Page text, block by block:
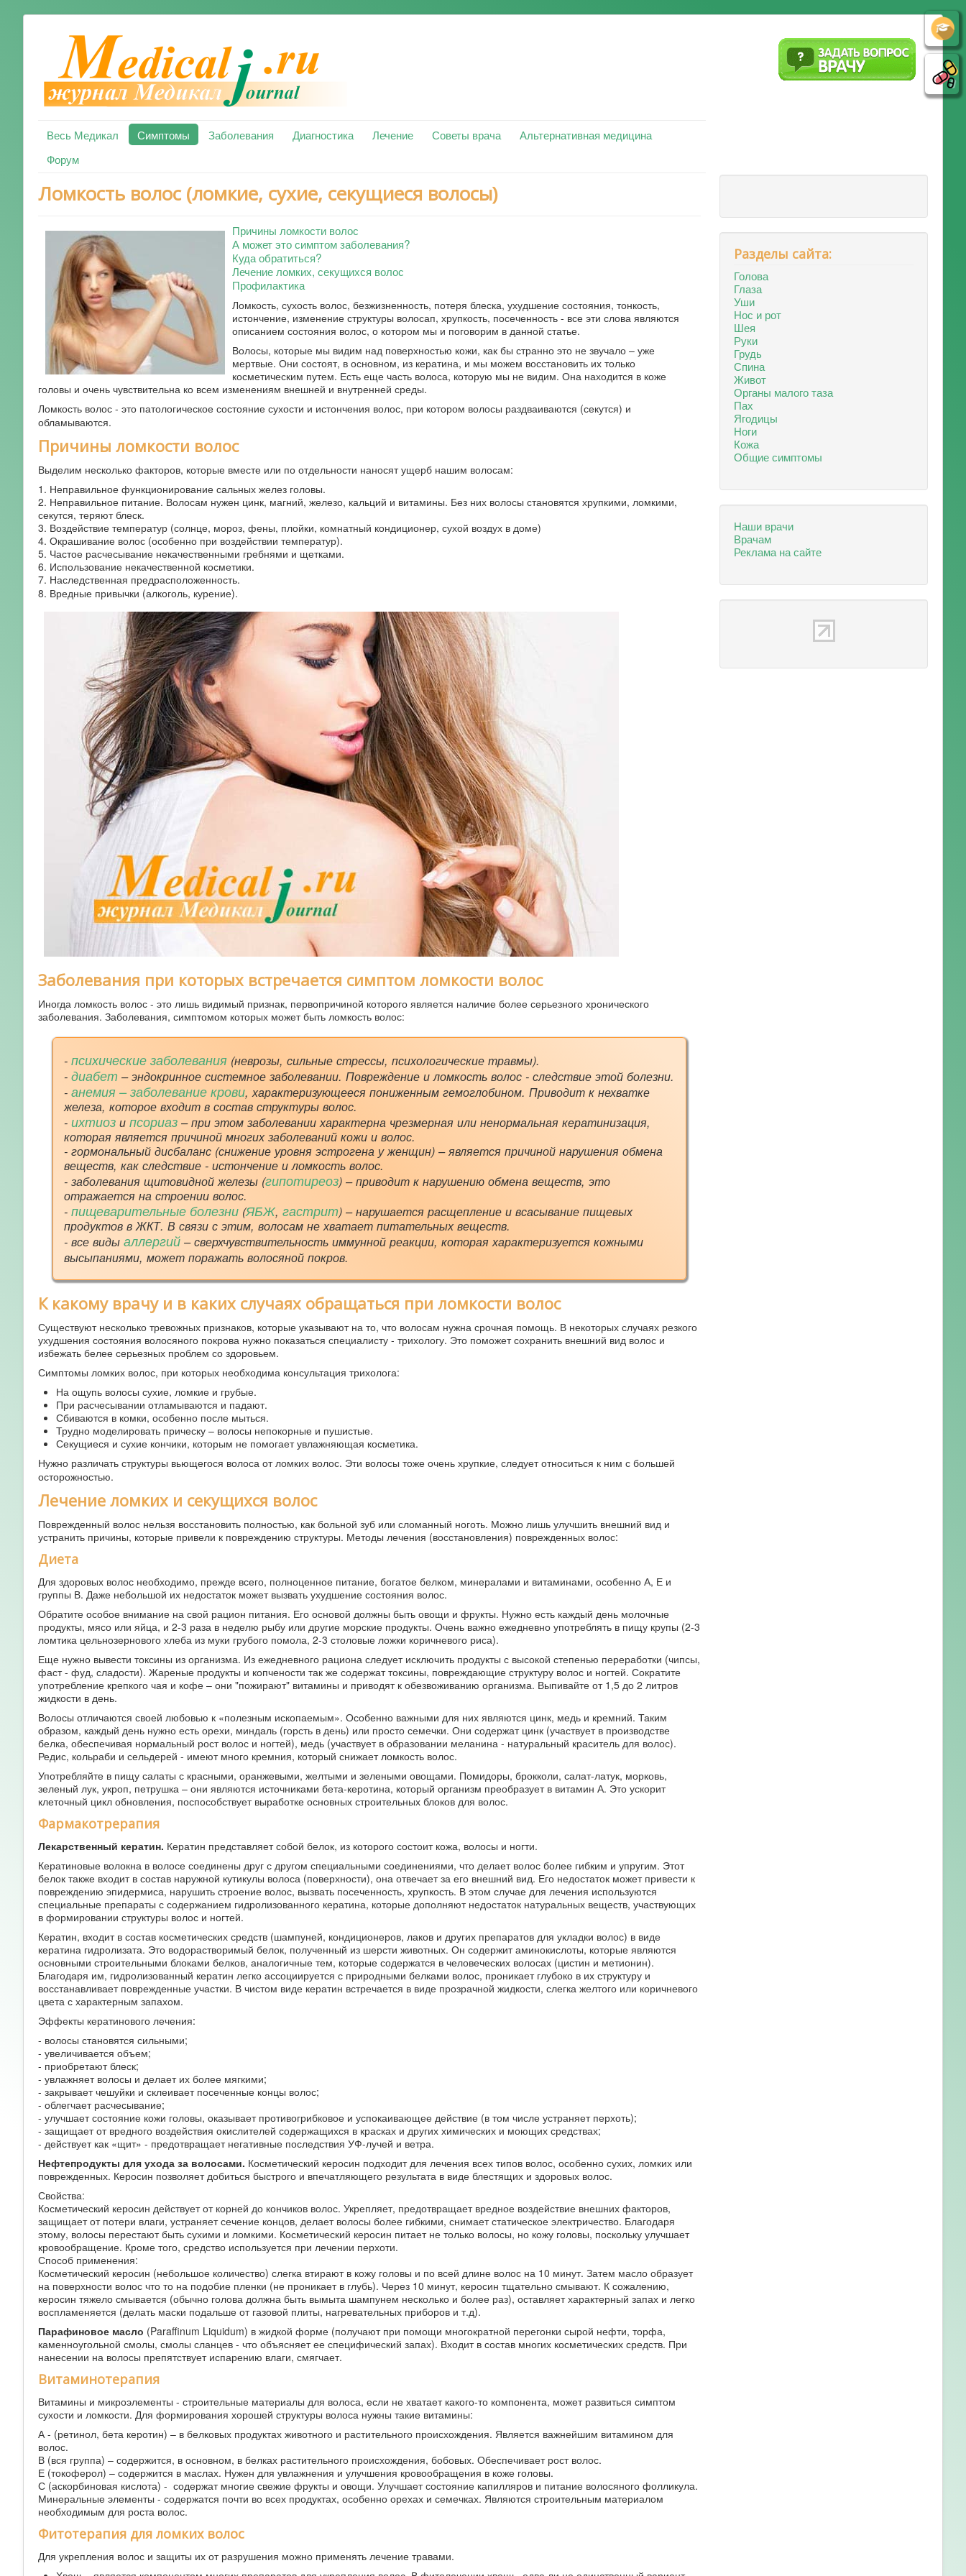
Весь Медикал Симптомы Заболевания Диагностика Лечение Советы врача
Альтернативная медицина
Форум
Ломкость волос (ломкие, сухие, секущиеся волосы)
Причины ломкости волос
А может это симптом заболевания?
Куда обратиться?
Лечение ломких, секущихся волос
Профилактика
Ломкость, сухость волос, безжизненность, потеря блеска, ухудшение состояния, тонкость,
истончение, изменение структуры волосап, хрупкость, посеченность - все эти слова являются
описанием состояния волос, о котором мы и поговорим в данной статье.
Волосы, которые мы видим над поверхностью кожи, как бы странно это не звучало – уже
мертвые. Они состоят, в основном, из кератина, и мы можем восстановить их только
косметическим путем. Есть еще часть волоса, которую мы не видим. Она находится в коже
головы и очень чувствительна ко всем изменениям внешней и внутренней среды.
Ломкость волос - это патологическое состояние сухости и истончения волос, при котором волосы раздваиваются (секутся) и
обламываются.
Причины ломкости волос
Выделим несколько факторов, которые вместе или по отдельности наносят ущерб нашим волосам:
1. Неправильное функционирование сальных желез головы.
2. Неправильное питание. Волосам нужен цинк, магний, железо, кальций и витамины. Без них волосы становятся хрупкими, ломкими,
секутся, теряют блеск.
3. Воздействие температур (солнце, мороз, фены, плойки, комнатный кондиционер, сухой воздух в доме)
4. Окрашивание волос (особенно при воздействии температур).
5. Частое расчесывание некачественными гребнями и щетками.
6. Использование некачественной косметики.
7. Наследственная предрасположенность.
8. Вредные привычки (алкоголь, курение).
Заболевания при которых встречается симптом ломкости волос
Иногда ломкость волос - это лишь видимый признак, первопричиной которого является наличие более серьезного хронического
заболевания. Заболевания, симптомом которых может быть ломкость волос:
- психические заболевания(неврозы, сильные стрессы, психологические травмы).
- диабет – эндокринное системное заболевании. Повреждение и ломкость волос - следствие этой болезни.
- анемия – заболевание крови, характеризующееся пониженным гемоглобином. Приводит к нехватке
железа, которое входит в состав структуры волос.
- ихтиози псориаз– при этом заболевании характерна чрезмерная или ненормальная кератинизация,
которая является причиной многих заболеваний кожи и волос.
- гормональный дисбаланс (снижение уровня эстрогена у женщин) – является причиной нарушения обмена
веществ, как следствие - истончение и ломкость волос.
- заболевания щитовидной железы (гипотиреоз) – приводит к нарушению обмена веществ, это
отражается на строении волос.
- пищеварительные болезни(ЯБЖ, гастрит) – нарушается расщепление и всасывание пищевых
продуктов в ЖКТ. В связи с этим, волосам не хватает питательных веществ.
- все виды аллергий– сверхчувствительность иммунной реакции, которая характеризуется кожными
высыпаниями, может поражать волосяной покров.
К какому врачу и в каких случаях обращаться при ломкости волос
Существуют несколько тревожных признаков, которые указывают на то, что волосам нужна срочная помощь. В некоторых случаях резкого
ухудшения состояния волосяного покрова нужно показаться специалисту - трихологу. Это поможет сохранить внешний вид волос и
избежать белее серьезных проблем со здоровьем.
Симптомы ломких волос, при которых необходима консультация трихолога:
На ощупь волосы сухие, ломкие и грубые.
При расчесывании отламываются и падают.
Сбиваются в комки, особенно после мыться.
Трудно моделировать прическу – волосы непокорные и пушистые.
Секущиеся и сухие кончики, которым не помогает увлажняющая косметика.
Нужно различать структуры вьющегося волоса от ломких волос. Эти волосы тоже очень хрупкие, следует относиться к ним с большей
осторожностью.
Лечение ломких и секущихся волос
Поврежденный волос нельзя восстановить полностью, как больной зуб или сломанный ноготь. Можно лишь улучшить внешний вид и
устранить причины, которые привели к повреждению структуры. Методы лечения (восстановления) поврежденных волос:
Диета
Для здоровых волос необходимо, прежде всего, полноценное питание, богатое белком, минералами и витаминами, особенно А, Е и
группы В. Даже небольшой их недостаток может вызвать ухудшение состояния волос.
Обратите особое внимание на свой рацион питания. Его основой должны быть овощи и фрукты. Нужно есть каждый день молочные
продукты, мясо или яйца, и 2-3 раза в неделю рыбу или другие морские продукты. Очень важно ежедневно употреблять в пищу крупы (2-3
ломтика цельнозернового хлеба из муки грубого помола, 2-3 столовые ложки коричневого риса).
Еще нужно вывести токсины из организма. Из ежедневного рациона следует исключить продукты с высокой степенью переработки (чипсы,
фаст - фуд, сладости). Жареные продукты и копчености так же содержат токсины, повреждающие структуру волос и ногтей. Сократите
употребление крепкого чая и кофе – они "пожирают" витамины и приводят к обезвоживанию организма. Выпивайте от 1,5 до 2 литров
жидкости в день.
Волосы отличаются своей любовью к «полезным ископаемым». Особенно важными для них являются цинк, медь и кремний. Таким
образом, каждый день нужно есть орехи, миндаль (горсть в день) или просто семечки. Они содержат цинк (участвует в производстве
белка, обеспечивая нормальный рост волос и ногтей), медь (участвует в образовании меланина - натуральный краситель для волос).
Редис, кольраби и сельдерей - имеют много кремния, который снижает ломкость волос.
Употребляйте в пищу салаты с красными, оранжевыми, желтыми и зелеными овощами. Помидоры, брокколи, салат-латук, морковь,
зеленый лук, укроп, петрушка – они являются источниками бета-керотина, который организм преобразует в витамин А. Это ускорит
клеточный цикл обновления, поспособствует выработке основных строительных блоков для волос.
Фармакотрерапия
Лекарственный кератин. Кератин представляет собой белок, из которого состоит кожа, волосы и ногти.
Кератиновые волокна в волосе соединены друг с другом специальными соединениями, что делает волос более гибким и упругим. Этот
белок также входит в состав наружной кутикулы волоса (поверхности), она отвечает за его внешний вид. Его недостаток может привести к
повреждению эпидермиса, нарушить строение волос, вызвать посеченность, хрупкость. В этом случае для лечения используются
специальные препараты с содержанием гидролизованного кератина, которые дополняют недостаток натуральных веществ, участвующих
в формировании структуры волос и ногтей.
Кератин, входит в состав косметических средств (шампуней, кондиционеров, лаков и других препаратов для укладки волос) в виде
кератина гидролизата. Это водорастворимый белок, полученный из шерсти животных. Он содержит аминокислоты, которые являются
основными строительными блоками белков, аналогичные тем, которые содержатся в человеческих волосах (цистин и метионин).
Благодаря им, гидролизованный кератин легко ассоциируется с природными белками волос, проникает глубоко в их структуру и
восстанавливает поврежденные участки. В чистом виде кератин встречается в виде прозрачной жидкости, слегка желтого или коричневого
цвета с характерным запахом.
Эффекты кератинового лечения:
- волосы становятся сильными;
- увеличивается объем;
- приобретают блеск;
- увлажняет волосы и делает их более мягкими;
- закрывает чешуйки и склеивает посеченные концы волос;
- облегчает расчесывание;
- улучшает состояние кожи головы, оказывает противогрибковое и успокаивающее действие (в том числе устраняет перхоть);
- защищает от вредного воздействия окислителей содержащихся в красках и других химических и моющих средствах;
- действует как «щит» - предотвращает негативные последствия УФ-лучей и ветра.
Нефтепродукты для ухода за волосами. Косметический керосин подходит для лечения всех типов волос, особенно сухих, ломких или
поврежденных. Керосин позволяет добиться быстрого и впечатляющего результата в виде блестящих и здоровых волос.
Свойства:
Косметический керосин действует от корней до кончиков волос. Укрепляет, предотвращает вредное воздействие внешних факторов,
защищает от потери влаги, устраняет сечение концов, делает волосы более гибкими, снимает статическое электричество. Благодаря
этому, волосы перестают быть сухими и ломкими. Косметический керосин питает не только волосы, но кожу головы, поскольку улучшает
кровообращение. Кроме того, средство используется при лечении перхоти.
Способ применения:
Косметический керосин (небольшое количество) слегка втирают в кожу головы и по всей длине волос на 10 минут. Затем масло образует
на поверхности волос что то на подобие пленки (не проникает в глубь). Через 10 минут, керосин тщательно смывают. К сожалению,
керосин тяжело смывается (обычно голова должна быть вымыта шампунем несколько и более раз), оставляет характерный запах и легко
воспламеняется (делать маски подальше от газовой плиты, нагревательных приборов и т.д).
Парафиновое масло (Paraffinum Liquidum) в жидкой форме (получают при помощи многократной перегонки сырой нефти, торфа,
каменноугольной смолы, смолы сланцев - что объясняет ее специфический запах). Входит в состав многих косметических средств. При
нанесении на волосы препятствует испарению влаги, смягчает.
Витаминотерапия
Витамины и микроэлементы - строительные материалы для волоса, если не хватает какого-то компонента, может развиться симптом
сухости и ломкости. Для формирования хорошей структуры волоса нужны такие витамины:
А - (ретинол, бета керотин) – в белковых продуктах животного и растительного происхождения. Является важнейшим витамином для
волос.
В (вся группа) – содержится, в основном, в белках растительного происхождения, бобовых. Обеспечивает рост волос.
Е (токоферол) – содержится в маслах. Нужен для увлажнения и улучшения кровообращения в коже головы.
С (аскорбиновая кислота) - содержат многие свежие фрукты и овощи. Улучшает состояние капилляров и питание волосяного фолликула.
Минеральные элементы - содержатся почти во всех продуктах, особенно орехах и семечках. Являются строительным материалом
необходимым для роста волос.
Фитотерапия для ломких волос
Для укрепления волос и защиты их от разрушения можно применять лечение травами.
Разделы сайта:
Голова
Глаза
Уши
Нос и рот
Шея
Руки
Грудь
Спина
Живот
Органы малого таза
Пах
Ягодицы
Ноги
Кожа
Общие симптомы
Наши врачи
Врачам
Реклама на сайте